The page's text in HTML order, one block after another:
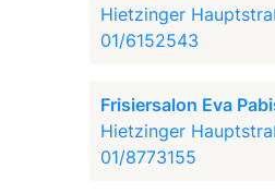
Hietzinger
01/6152543
Frisiersalon Eva
Hietzinger
01/8773155